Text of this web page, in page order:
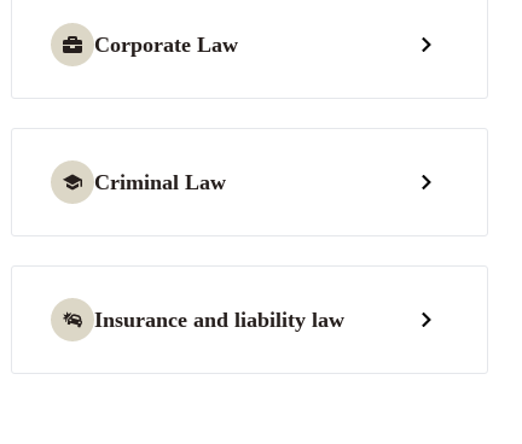
Corporate Law
Criminal Law
Insurance and liability law